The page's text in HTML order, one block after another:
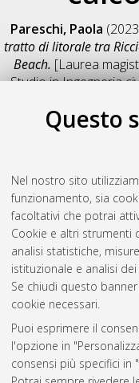
Questo
Nel nostro sito
funzionamento, sia
facoltativi che potrai
Cookie e altri strumenti
analisi statistiche,
istituzionale e analisi
Se chiudi questo
cookie necessari.
Puoi esprimere il
l'opzione in
consensi più specifici
Pareschi, Paola
tratto di litorale tra
Beach. [Laurea
Studio inIngegneria
Salva
Il full-text non è
Altri
Atom
Rss 1.0